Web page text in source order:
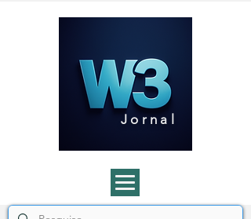
J o r n a l